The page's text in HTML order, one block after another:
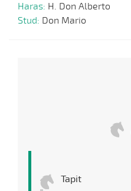
Haras: H. Don Alberto
Stud: Don Mario
Tapit